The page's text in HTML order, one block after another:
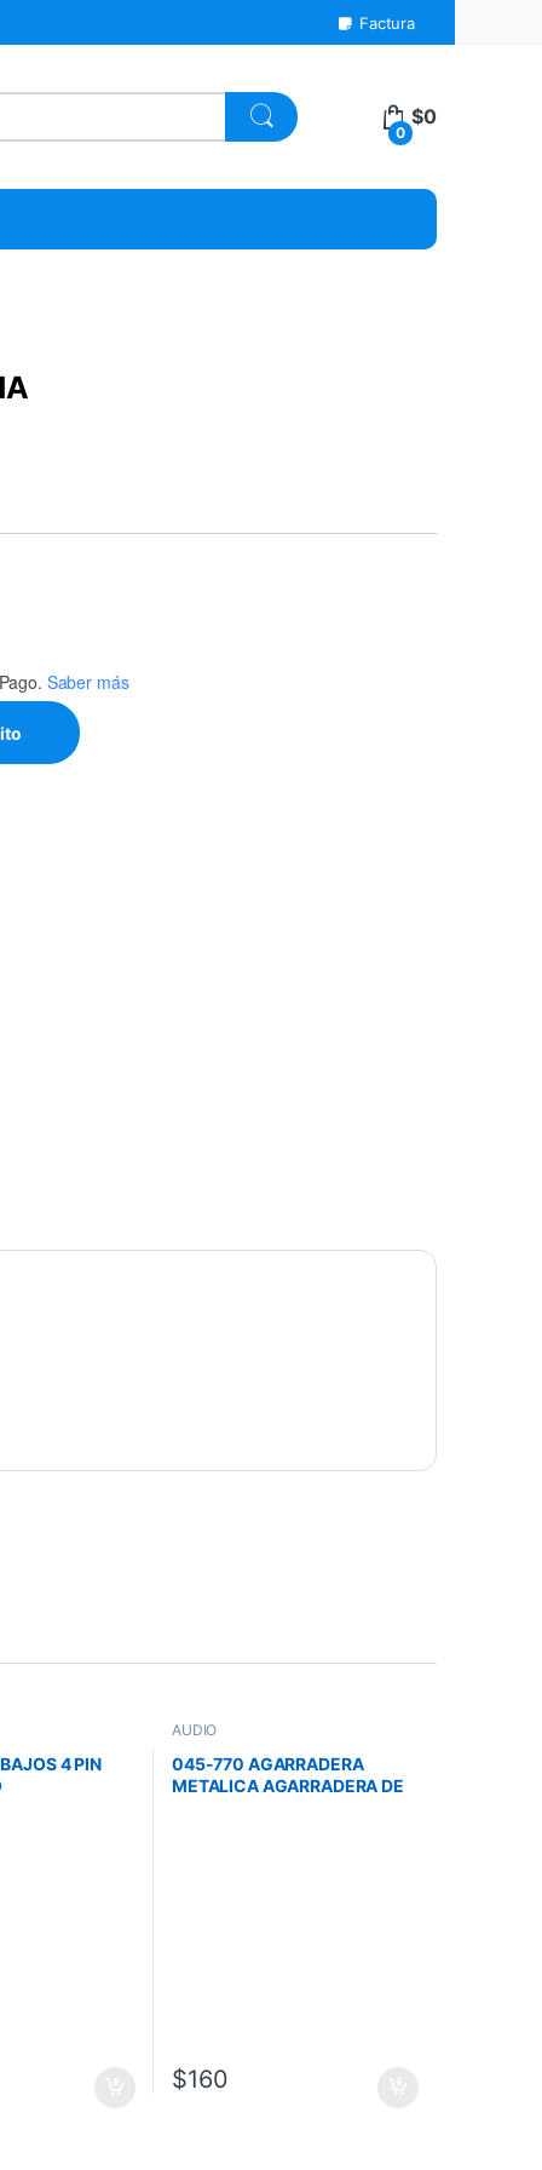
Factura
0
$0
Saber más
4 PIN
AUDIO
045-770 AGARRADERA
METALICA AGARRADERA DE
$160